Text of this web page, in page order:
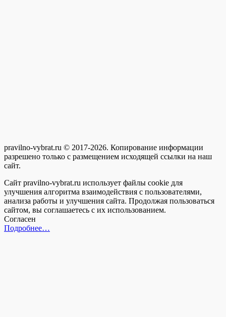
pravilno-vybrat.ru © 2017-2026. Копирование информации
разрешено только с размещением исходящей ссылки на наш
сайт.
Сайт pravilno-vybrat.ru использует файлы cookie для
улучшения алгоритма взаимодействия с пользователями,
анализа работы и улучшения сайта. Продолжая пользоваться
сайтом, вы соглашаетесь с их использованием.
Согласен
Подробнее…